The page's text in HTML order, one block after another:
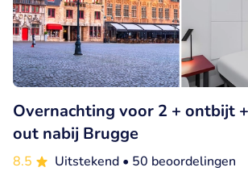
Overnachting voor 2 + ontbijt
out nabij Brugge
8.5 Uitstekend • 50 beoordelingen